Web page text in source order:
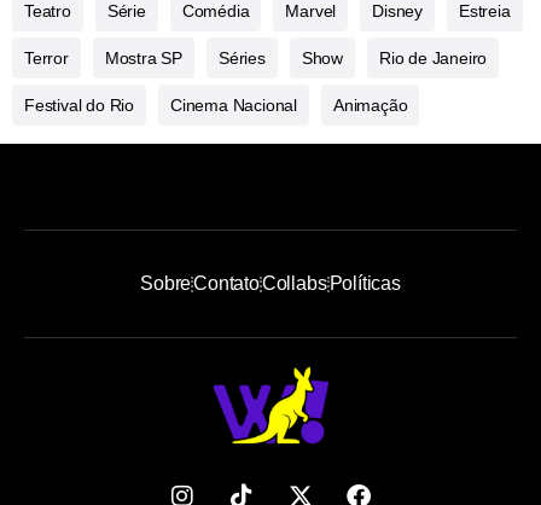
Teatro Série Comédia Marvel Disney Estreia
Terror Mostra SP Séries Show Rio de Janeiro
Festival do Rio Cinema Nacional Animação
SobreContatoCollabsPolíticas